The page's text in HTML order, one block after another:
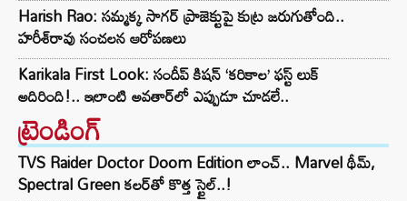
Harish Rao: సమ్మక్క సాగర్ ప్రాజెక్టుపై కుట్ర జరుగుతోంది..
హరీశ్‌రావు సంచలన ఆరోపణలు
Karikala First Look: సందీప్ కిషన్ ‘కరికాల’ ఫస్ట్ లుక్
అదిరింది!.. ఇలాంటి అవతార్‌లో ఎప్పుడూ చూడలే..
ట్రెండింగ్‌
TVS Raider Doctor Doom Edition లాంచ్.. Marvel థీమ్,
Spectral Green కలర్‌తో కొత్త స్టైల్..!